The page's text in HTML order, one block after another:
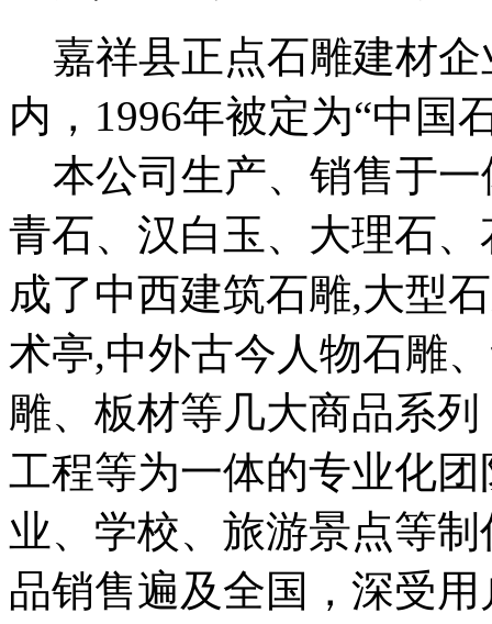
嘉祥县正点石雕建材企
内，1996年被定为“中国
本公司生产、销售于一
青石、汉白玉、大理石
成了中西建筑石雕,大型
术亭,中外古今人物石雕
雕、板材等几大商品系
工程等为一体的专业化
业、学校、旅游景点等
品销售遍及全国，深受